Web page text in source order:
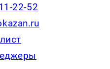
22-52